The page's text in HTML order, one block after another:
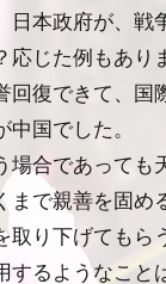
日本政府が、戦
じた例もあり
回復できて、国
国でした。
場合であっても
まで親善を固め
取り下げてもら
するようなこと